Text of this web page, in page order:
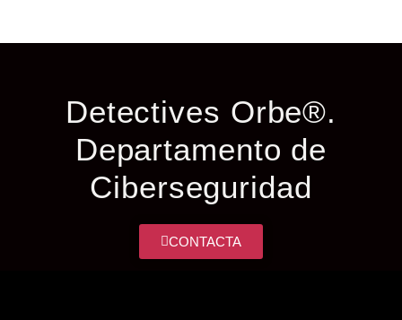
Detectives Orbe®.
Departamento de
Ciberseguridad
CONTACTA